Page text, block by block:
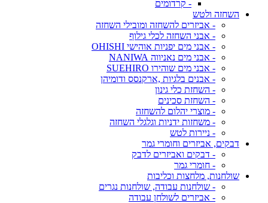
- קרדומים
השחזה ולטש
- אביזרים להשחזה ומובילי השחזה
- אבני השחזה לכלי גילוף
- אבני מים יפניות אוהישי OHISHI
- אבני מים נאניווה NANIWA
- אבני מים שוהירו SUEHIRO
- אבנים בלגיות ,ארקנסס ודומיהן
- השחזת כלי גינון
- השחזת סכינים
- מוצרי יהלום להשחזה
- משחזות ידניות וגלגלי השחזה
- ניירות לטש
דבקים, אביזרים וחומרי גמר
- דבקים ואביזרים לדבק
- חומרי גמר
שולחנות, מלחצות וכליבות
- שולחנות עבודה, שולחנות נגרים
- אביזרים לשולחן עבודה